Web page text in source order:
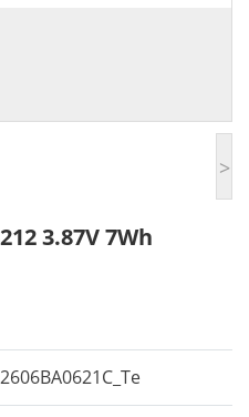
>
3.87V 7Wh
2606BA0621C_Te